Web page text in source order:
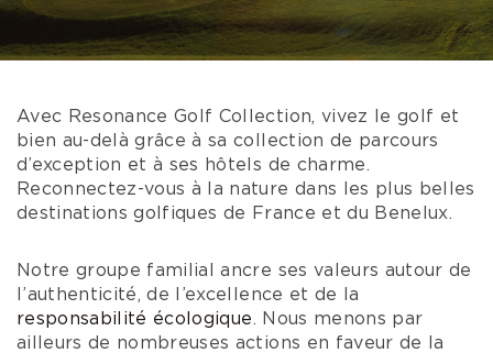
Avec Resonance Golf Collection, vivez le golf et
bien au-delà grâce à sa collection de parcours
d’exception et à ses hôtels de charme.
Reconnectez-vous à la nature dans les plus belles
destinations golfiques de France et du Benelux.
Notre groupe familial ancre ses valeurs autour de
l’authenticité, de l’excellence et de la
responsabilité écologique. Nous menons par
ailleurs de nombreuses actions en faveur de la